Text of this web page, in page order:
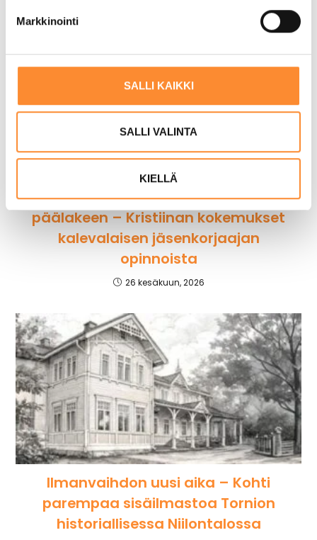
Markkinointi
SALLI KAIKKI
SALLI VALINTA
KIELLÄ
Käsillä hoitoa jalkapohjista
päälakeen – Kristiinan kokemukset
kalevalaisen jäsenkorjaajan
opinnoista
26 kesäkuun, 2026
Ilmanvaihdon uusi aika – Kohti
parempaa sisäilmastoa Tornion
historiallisessa Niilontalossa